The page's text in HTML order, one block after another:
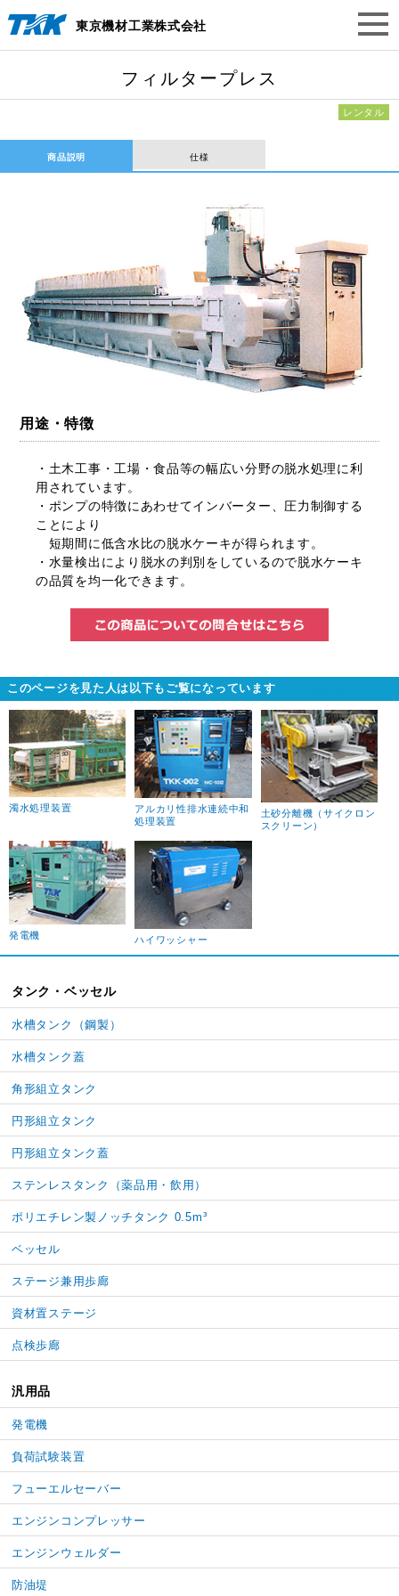
東京機材工業株式会社
フィルタープレス
レンタル
商品説明 仕様
用途・特徴
・土木工事・工場・食品等の幅広い分野の脱水処理に利
用されています。
・ポンプの特徴にあわせてインバーター、圧力制御する
ことにより
短期間に低含水比の脱水ケーキが得られます。
・水量検出により脱水の判別をしているので脱水ケーキ
の品質を均一化できます。
このページを見た人は以下もご覧になっています
濁水処理装置
アルカリ性排水連続中和
処理装置
土砂分離機（サイクロン
スクリーン）
発電機 ハイワッシャー
タンク・ベッセル
水槽タンク（鋼製）
水槽タンク蓋
角形組立タンク
円形組立タンク
円形組立タンク蓋
ステンレスタンク（薬品用・飲用）
ポリエチレン製ノッチタンク 0.5m³
ベッセル
ステージ兼用歩廊
資材置ステージ
点検歩廊
汎用品
発電機
負荷試験装置
フューエルセーバー
エンジンコンプレッサー
エンジンウェルダー
防油堤